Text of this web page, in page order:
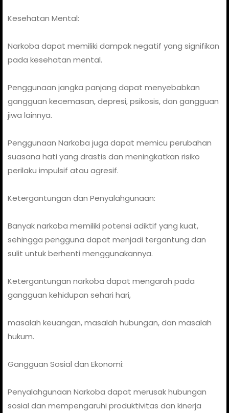
Kesehatan Mental:
Narkoba dapat memiliki dampak negatif yang signifikan
pada kesehatan mental.
Penggunaan jangka panjang dapat menyebabkan
gangguan kecemasan, depresi, psikosis, dan gangguan
jiwa lainnya.
Penggunaan Narkoba juga dapat memicu perubahan
suasana hati yang drastis dan meningkatkan risiko
perilaku impulsif atau agresif.
Ketergantungan dan Penyalahgunaan:
Banyak narkoba memiliki potensi adiktif yang kuat,
sehingga pengguna dapat menjadi tergantung dan
sulit untuk berhenti menggunakannya.
Ketergantungan narkoba dapat mengarah pada
gangguan kehidupan sehari hari,
masalah keuangan, masalah hubungan, dan masalah
hukum.
Gangguan Sosial dan Ekonomi:
Penyalahgunaan Narkoba dapat merusak hubungan
sosial dan mempengaruhi produktivitas dan kinerja